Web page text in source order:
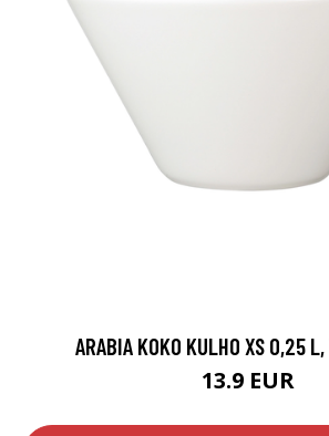
ARABIA KOKO KULHO XS 0,25
13.9 EUR